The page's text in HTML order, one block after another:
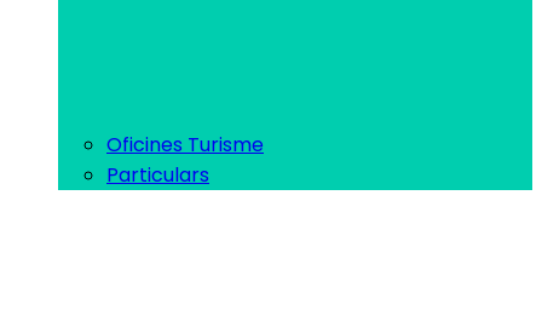
Oficines Turisme
Particulars